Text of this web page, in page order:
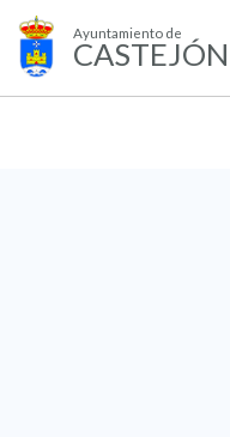
Ayuntamiento de